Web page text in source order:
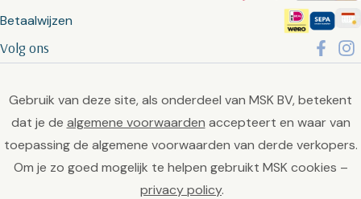
Betaalwijzen
Volg ons
Gebruik van deze site, als onderdeel van MSK BV, betekent
dat je de algemene voorwaarden accepteert en waar van
toepassing de algemene voorwaarden van derde verkopers.
Om je zo goed mogelijk te helpen gebruikt MSK cookies –
privacy policy.